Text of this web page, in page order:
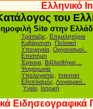
Ελληνικό
του
Site στην
Τράπεζες Επιμελητήρια
Κυβέρνηση
Πολιτική
Υπουργεία Οργανισμοί..
Επιστήμη
Έρευνα Βιβλιοθήκες...
Ψυχαγωγία
Υπολογιστές
Internet
Εξοπλισμός Λογισμικό..
Υγεία
Ιατρική